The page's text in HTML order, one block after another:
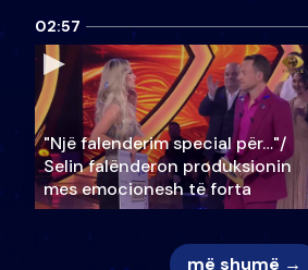
02:57
"Një falenderim special për…"/
Selin falënderon produksionin
mes emocionesh të forta
më shumë →